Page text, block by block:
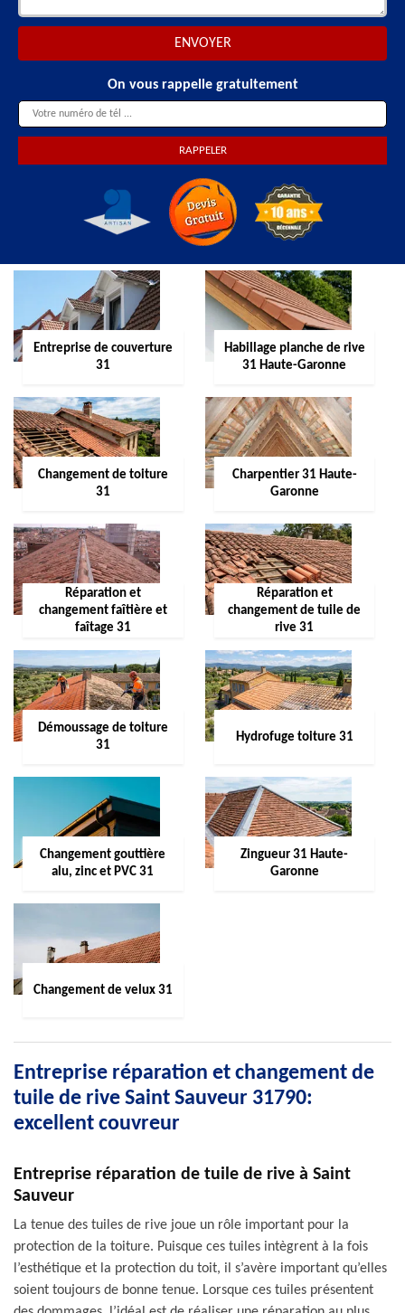
On vous rappelle gratuitement
Entreprise de couverture
31
Habillage planche de rive
31 Haute-Garonne
Changement de toiture
31
Charpentier 31 Haute-
Garonne
Réparation et
changement faîtière et
faîtage 31
Réparation et
changement de tuile de
rive 31
Démoussage de toiture
31
Hydrofuge toiture 31
Changement gouttière
alu, zinc et PVC 31
Zingueur 31 Haute-
Garonne
Changement de velux 31
Entreprise réparation et changement de
tuile de rive Saint Sauveur 31790:
excellent couvreur
Entreprise réparation de tuile de rive à Saint
Sauveur
La tenue des tuiles de rive joue un rôle important pour la
protection de la toiture. Puisque ces tuiles intègrent à la fois
l’esthétique et la protection du toit, il s’avère important qu’elles
soient toujours de bonne tenue. Lorsque ces tuiles présentent